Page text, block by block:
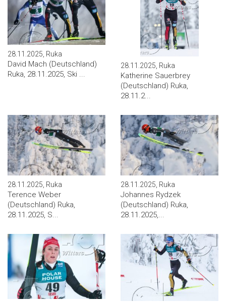
28.11.2025, Ruka
David Mach (Deutschland)
Ruka, 28.11.2025, Ski ...
28.11.2025, Ruka
Katherine Sauerbrey
(Deutschland) Ruka,
28.11.2...
28.11.2025, Ruka
Terence Weber
(Deutschland) Ruka,
28.11.2025, S...
28.11.2025, Ruka
Johannes Rydzek
(Deutschland) Ruka,
28.11.2025,...